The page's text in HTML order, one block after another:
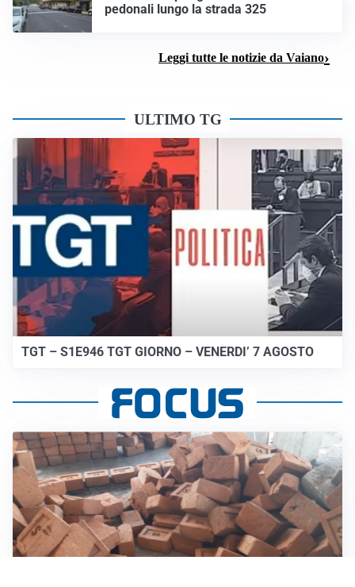
pedonali lungo la strada 325
Leggi tutte le notizie da Vaiano
ULTIMO TG
TGT – S1E946 TGT GIORNO – VENERDI’ 7 AGOSTO